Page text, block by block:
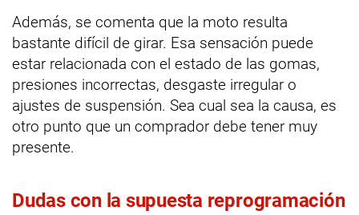
Además, se comenta que la moto resulta
bastante difícil de girar. Esa sensación puede
estar relacionada con el estado de las gomas,
presiones incorrectas, desgaste irregular o
ajustes de suspensión. Sea cual sea la causa, es
otro punto que un comprador debe tener muy
presente.
Dudas con la supuesta reprogramación